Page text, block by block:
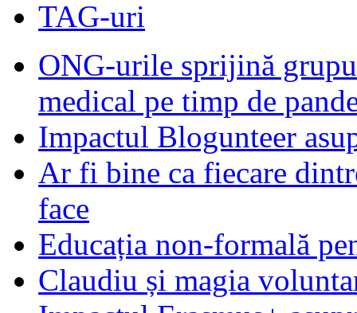
TAG-uri
ONG-urile sprijină
medical pe timp de
Impactul Blogunteer
Ar fi bine ca fiecare
face
Educația non-formală
Claudiu și magia